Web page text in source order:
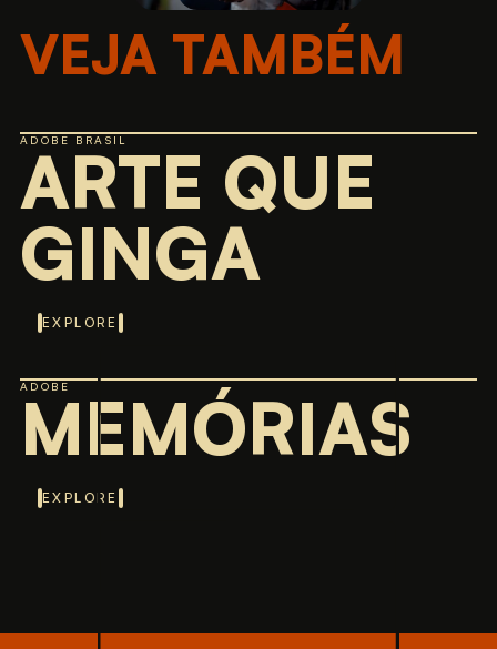
VEJA TAMBÉM
ADOBE BRASIL
ARTE QUE
GINGA
EXPLORE
ADOBE
MEMÓRIAS
EXPLORE